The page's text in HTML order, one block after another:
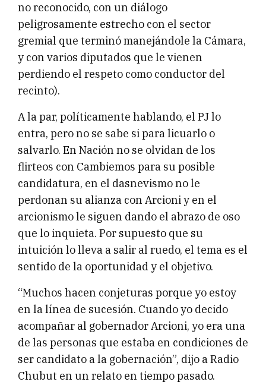
no reconocido, con un diálogo
peligrosamente estrecho con el sector
gremial que terminó manejándole la Cámara,
y con varios diputados que le vienen
perdiendo el respeto como conductor del
recinto).
A la par, políticamente hablando, el PJ lo
entra, pero no se sabe si para licuarlo o
salvarlo. En Nación no se olvidan de los
flirteos con Cambiemos para su posible
candidatura, en el dasnevismo no le
perdonan su alianza con Arcioni y en el
arcionismo le siguen dando el abrazo de oso
que lo inquieta. Por supuesto que su
intuición lo lleva a salir al ruedo, el tema es el
sentido de la oportunidad y el objetivo.
“Muchos hacen conjeturas porque yo estoy
en la línea de sucesión. Cuando yo decido
acompañar al gobernador Arcioni, yo era una
de las personas que estaba en condiciones de
ser candidato a la gobernación”, dijo a Radio
Chubut en un relato en tiempo pasado.